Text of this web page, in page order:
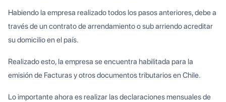
Habiendo la empresa realizado todos los pasos anteriores, debe a
través de un contrato de arrendamiento o sub arriendo acreditar
su domicilio en el país.
Realizado esto, la empresa se encuentra habilitada para la
emisión de Facturas y otros documentos tributarios en Chile.
Lo importante ahora es realizar las declaraciones mensuales de